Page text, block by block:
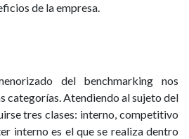
de la empresa.
del benchmarking nos
categorías. Atendiendo al sujeto del
tres clases: interno, competitivo
interno es el que se realiza dentro